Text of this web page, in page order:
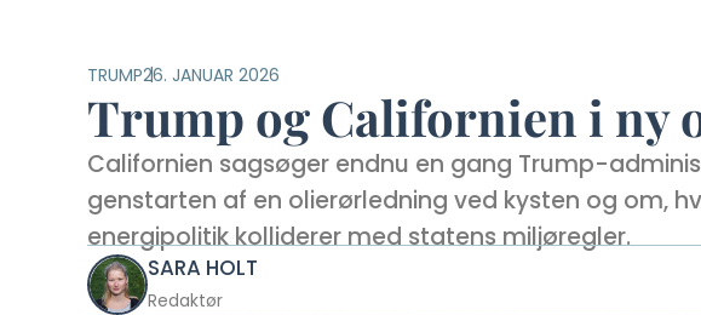
TRUMP26. JANUAR 2026
Trump og Californien i ny
Californien sagsøger endnu en gang Trump-
genstarten af en olierørledning ved kysten og om,
energipolitik kolliderer med statens miljøregler.
SARA HOLT
Redaktør